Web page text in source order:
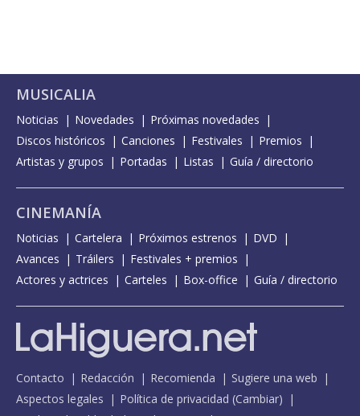
MUSICALIA
Noticias Novedades
Próximas novedades
Discos históricos
Canciones Festivales
Premios
Artistas y grupos
Portadas Listas Guía / directorio
CINEMANÍA
Noticias Cartelera Próximos estrenos
DVD
Avances
Tráilers
Festivales + premios
Actores y actrices
Carteles Box-office Guía / directorio
Contacto Redacción Recomienda
Sugiere una web
Aspectos legales
Política de privacidad (Cambiar)